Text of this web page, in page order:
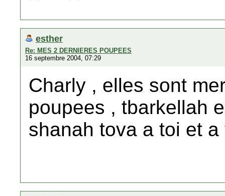
esther
Re: MES 2 DERNIERES POUPEES
16 septembre 2004, 07:29
Charly , elles sont
poupees , tbarkellah
shanah tova a toi et